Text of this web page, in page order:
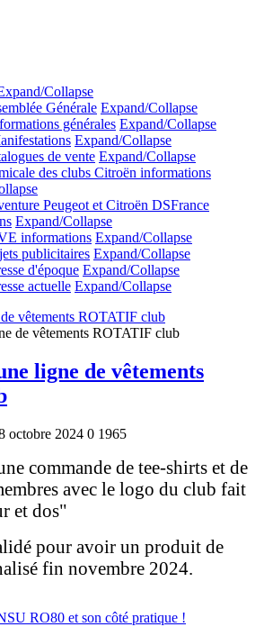
Collapse
Générale Expand/Collapse
générales Expand/Collapse
Expand/Collapse
de vente Expand/Collapse
des clubs Citroën informations
Peugeot et Citroën DSFrance
Expand/Collapse
informations Expand/Collapse
publicitaires Expand/Collapse
d'époque Expand/Collapse
actuelle Expand/Collapse
vêtements ROTATIF club
ligne de vêtements
octobre 2024 0 1965
commande de tee-shirts et de
avec le logo du club fait
et dos"
pour avoir un produit de
fin novembre 2024.
RO80 et son côté pratique !